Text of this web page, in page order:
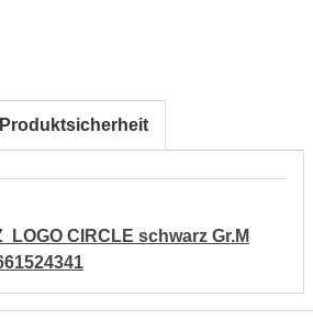
CIRCLE schwarz Gr.M